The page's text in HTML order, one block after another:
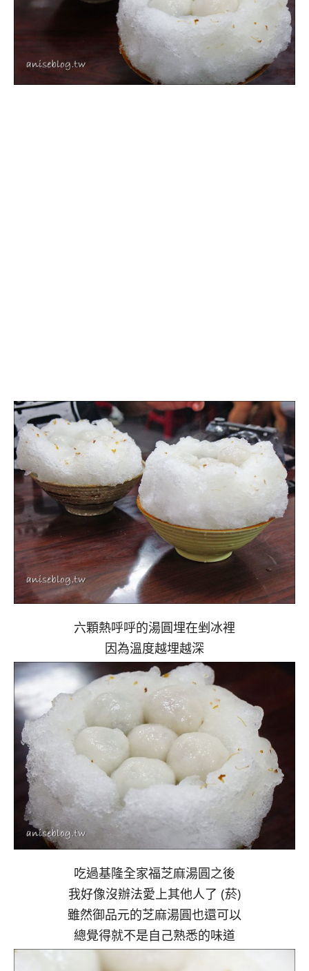
六顆熱呼呼的湯圓埋在剉冰裡
因為溫度越埋越深
吃過基隆全家福芝麻湯圓之後
我好像沒辦法愛上其他人了 (菸)
雖然御品元的芝麻湯圓也還可以
總覺得就不是自己熟悉的味道